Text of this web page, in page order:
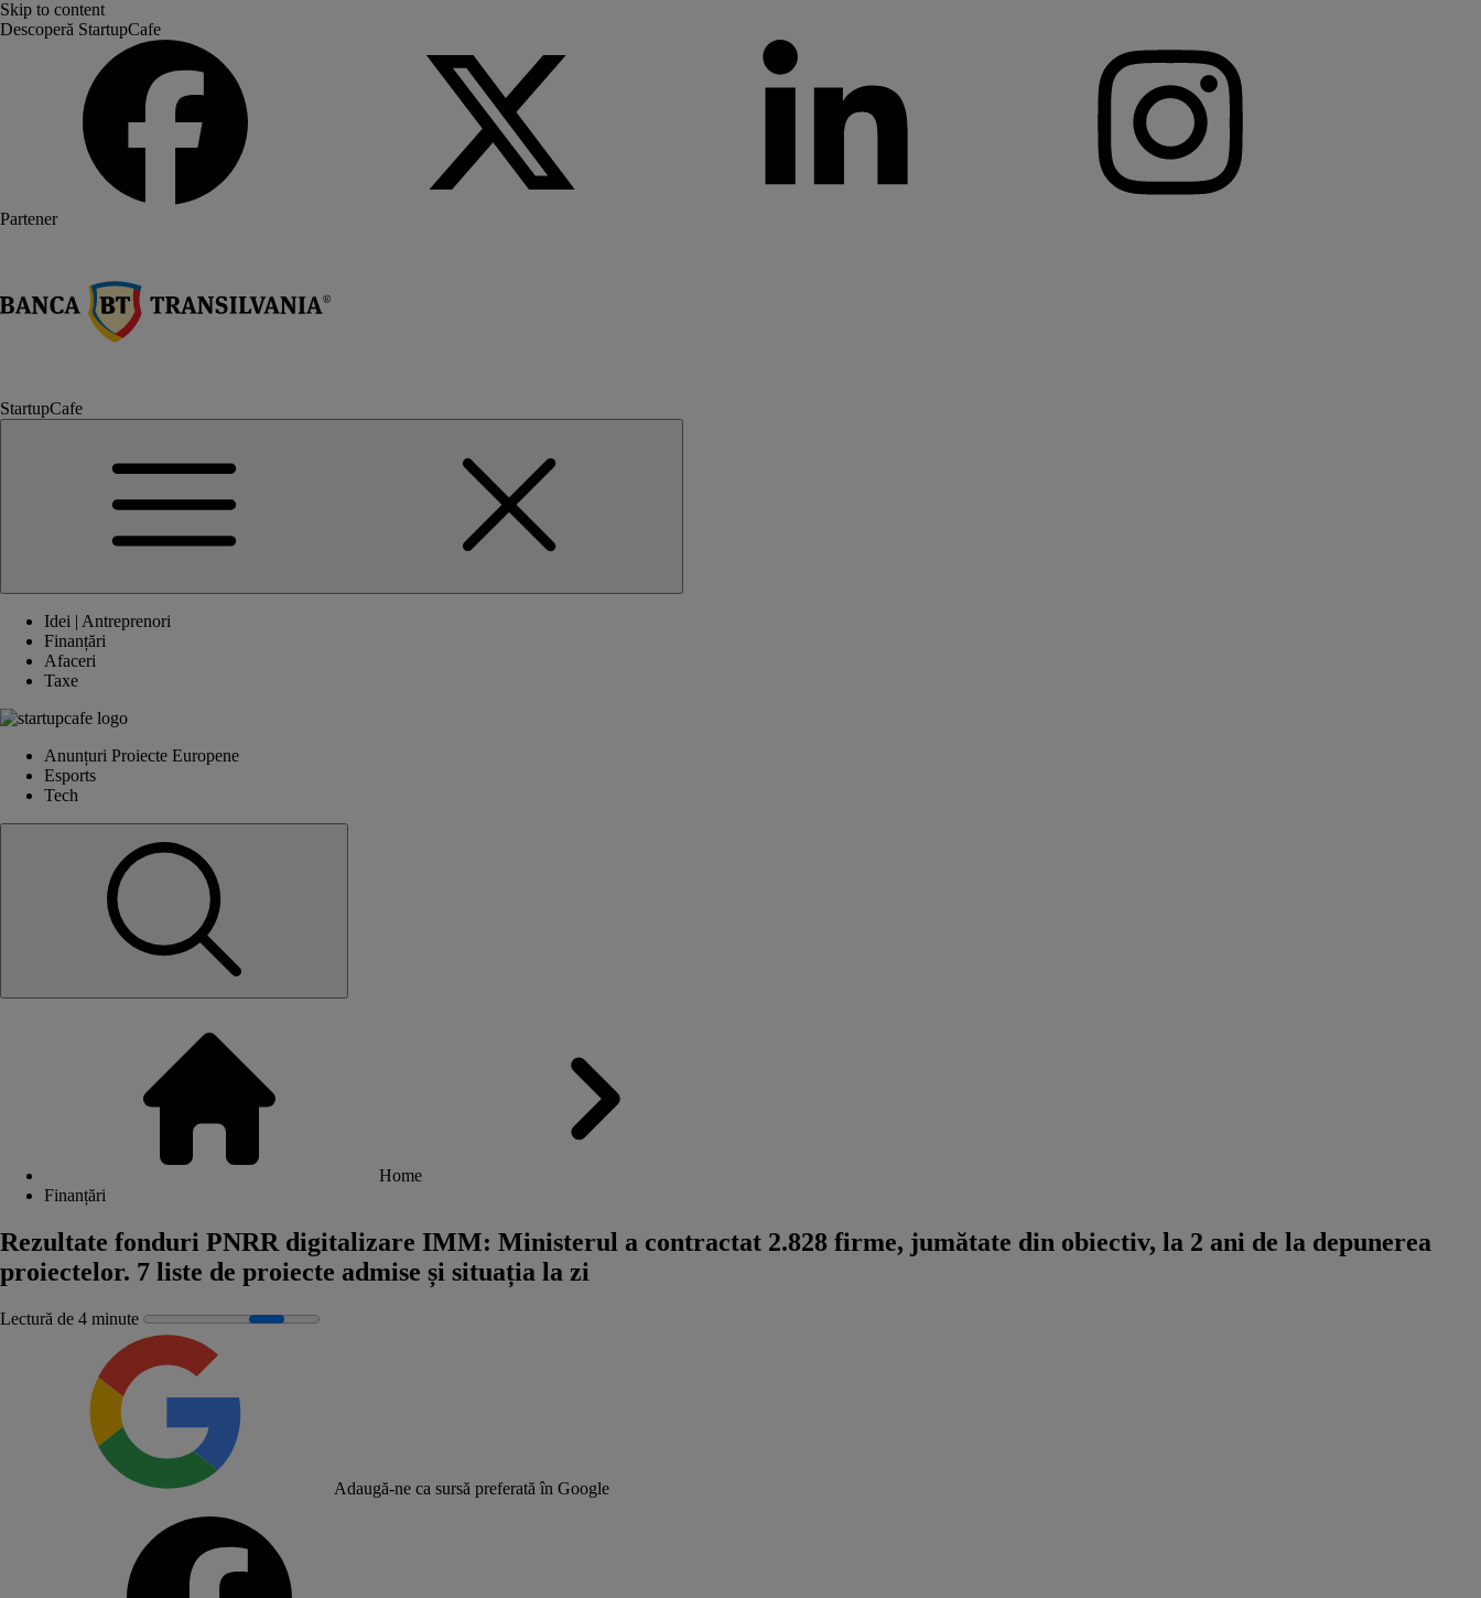
Skip to content
Descoperă StartupCafe
Partener
StartupCafe
Idei | Antreprenori
Finanțări
Afaceri
Taxe
Anunțuri Proiecte Europene
Esports
Tech
Home
Finanțări
Rezultate fonduri PNRR digitalizare IMM: Ministerul a contractat 2.828 firme, jumătate din obiectiv, la 2 ani de la depunerea
proiectelor. 7 liste de proiecte admise și situația la zi
Lectură de 4 minute
Adaugă-ne ca sursă preferată în Google